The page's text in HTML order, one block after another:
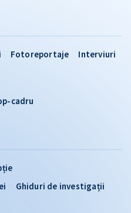
Ghiduri de investigații
Fotoreportaje
Interviuri
cadru